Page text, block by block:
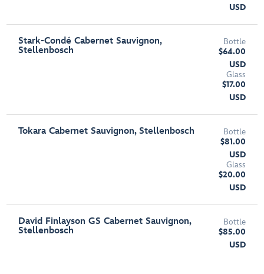
USD
Stark-Condé Cabernet Sauvignon,
Stellenbosch
Bottle
$64.00
USD
Glass
$17.00
USD
Tokara Cabernet Sauvignon, Stellenbosch
Bottle
$81.00
USD
Glass
$20.00
USD
David Finlayson GS Cabernet Sauvignon,
Stellenbosch
Bottle
$85.00
USD